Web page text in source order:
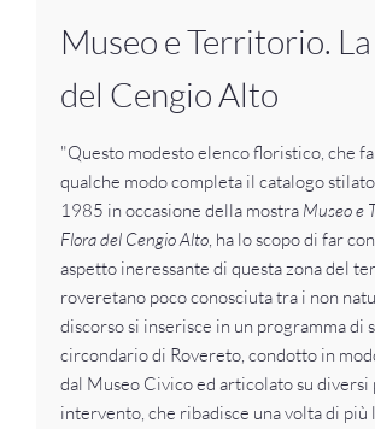
Museo e Territorio.
del Cengio Alto
"Questo modesto elenco floristico, che
qualche modo completa il catalogo
1985 in occasione della mostra Museo e
Flora del Cengio Alto, ha lo scopo di far
aspetto ineressante di questa zona del
roveretano poco conosciuta tra i non
discorso si inserisce in un programma di
circondario di Rovereto, condotto in
dal Museo Civico ed articolato su diversi
intervento, che ribadisce una volta di più